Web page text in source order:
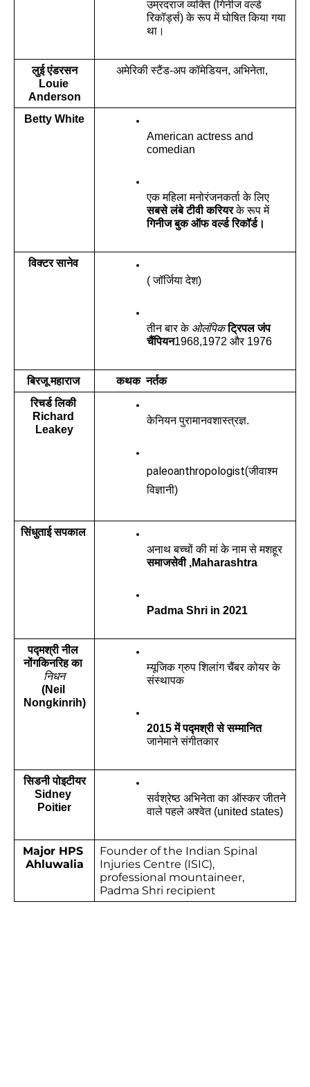
उम्रदराज व्यक्ति (गिनीज वर्ल्ड
रिकॉर्ड्स) के रूप में घोषित किया गया
था।
लुई एंडरसन
Louie
Anderson
अमेरिकी स्टैंड-अप कॉमेडियन, अभिनेता,
Betty White
American actress and
comedian
एक महिला मनोरंजनकर्ता के लिए
सबसे लंबे टीवी करियर
के रूप में
गिनीज बुक ऑफ वर्ल्ड रिकॉर्ड।
विक्टर सानेव
( जॉर्जिया देश)
तीन बार के ओलंपिक ट्रिपल जंप
चैंपियन1968,1972 और 1976
बिरजू महाराज
कथक  नर्तक
रिचर्ड लिकी
Richard
Leakey
केनियन पुरामानवशास्त्रज्ञ.
paleoanthropologist(जीवाश्म
विज्ञानी)
सिंधुताई सपकाल
अनाथ बच्चों की मां के नाम से मशहूर
समाजसेवी ,Maharashtra
Padma Shri in 2021
पद्मश्री नील
नोंगकिनरिह का
निधन
(Neil
Nongkinrih)
म्यूजिक ग्रुप शिलांग चैंबर कोयर के
संस्थापक
2015 में पद्मश्री से सम्मानित
जानेमाने संगीतकार
सिडनी पोइटीयर
Sidney
Poitier
सर्वश्रेष्ठ अभिनेता का ऑस्कर जीतने
वाले पहले अश्वेत (united states)
Major HPS
Ahluwalia
Founder of the Indian Spinal
Injuries Centre (ISIC),
professional mountaineer,
Padma Shri recipient